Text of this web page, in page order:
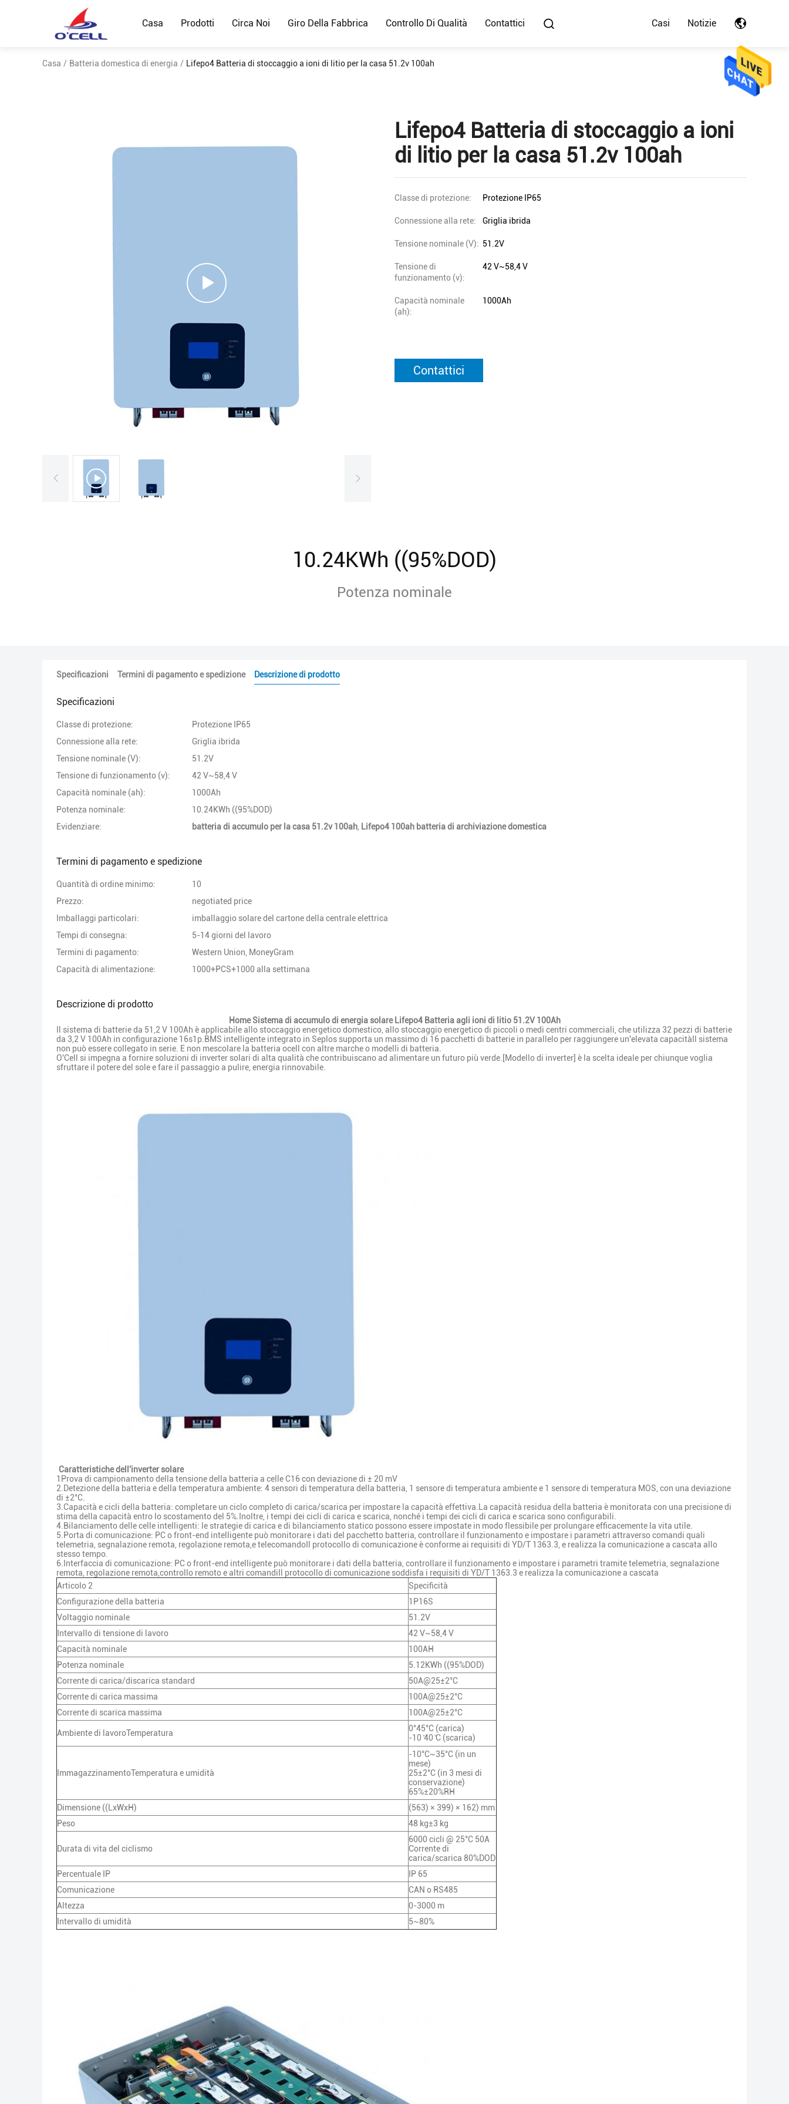
Casa Prodotti Circa Noi Giro Della Fabbrica Controllo Di Qualità Contattici Casi Notizie
Casa / Batteria domestica di energia / Lifepo4 Batteria di stoccaggio a ioni di litio per la casa 51.2v 100ah
Lifepo4 Batteria di stoccaggio a ioni
di litio per la casa 51.2v 100ah
Classe di protezione: Protezione IP65
Connessione alla rete: Griglia ibrida
Tensione nominale (V): 51.2V
Tensione di
funzionamento (v):
42 V~58,4 V
Capacità nominale
(ah):
1000Ah
Contattici
10.24KWh ((95%DOD)
Potenza nominale
Specificazioni Termini di pagamento e spedizione Descrizione di prodotto
Specificazioni
Classe di protezione:
Protezione IP65
Connessione alla rete:
Griglia ibrida
Tensione nominale (V):
51.2V
Tensione di funzionamento (v):
42 V~58,4 V
Capacità nominale (ah):
1000Ah
Potenza nominale:
10.24KWh ((95%DOD)
Evidenziare:
batteria di accumulo per la casa 51.2v 100ah Lifepo4 100ah batteria di archiviazione domestica
Termini di pagamento e spedizione
Quantità di ordine minimo:
10
Prezzo:
negotiated price
Imballaggi particolari:
imballaggio solare del cartone della centrale elettrica
Tempi di consegna:
5-14 giorni del lavoro
Termini di pagamento:
Western Union, MoneyGram
Capacità di alimentazione:
1000+PCS+1000 alla settimana
Descrizione di prodotto
Home Sistema di accumulo di energia solare Lifepo4 Batteria agli ioni di litio 51.2V 100Ah
Il sistema di batterie da 51,2 V 100Ah è applicabile allo stoccaggio energetico domestico, allo stoccaggio energetico di piccoli o medi centri commerciali, che utilizza 32 pezzi di batterie
da 3,2 V 100Ah in configurazione 16s1p.BMS intelligente integrato in Seplos supporta un massimo di 16 pacchetti di batterie in parallelo per raggiungere un'elevata capacitàIl sistema
non può essere collegato in serie. E non mescolare la batteria ocell con altre marche o modelli di batteria.
O'Cell si impegna a fornire soluzioni di inverter solari di alta qualità che contribuiscano ad alimentare un futuro più verde.[Modello di inverter] è la scelta ideale per chiunque voglia
sfruttare il potere del sole e fare il passaggio a pulire, energia rinnovabile.
Caratteristiche dell'inverter solare
1Prova di campionamento della tensione della batteria a celle C16 con deviazione di ± 20 mV
2.Detezione della batteria e della temperatura ambiente: 4 sensori di temperatura della batteria, 1 sensore di temperatura ambiente e 1 sensore di temperatura MOS, con una deviazione
di ±2°C.
3.Capacità e cicli della batteria: completare un ciclo completo di carica/scarica per impostare la capacità effettiva.La capacità residua della batteria è monitorata con una precisione di
stima della capacità entro lo scostamento del 5%.Inoltre, i tempi dei cicli di carica e scarica, nonché i tempi dei cicli di carica e scarica sono configurabili.
4.Bilanciamento delle celle intelligenti: le strategie di carica e di bilanciamento statico possono essere impostate in modo flessibile per prolungare efficacemente la vita utile.
5.Porta di comunicazione: PC o front-end intelligente può monitorare i dati del pacchetto batteria, controllare il funzionamento e impostare i parametri attraverso comandi quali
telemetria, segnalazione remota, regolazione remota,e telecomandoIl protocollo di comunicazione è conforme ai requisiti di YD/T 1363.3, e realizza la comunicazione a cascata allo
stesso tempo.
6.Interfaccia di comunicazione: PC o front-end intelligente può monitorare i dati della batteria, controllare il funzionamento e impostare i parametri tramite telemetria, segnalazione
remota, regolazione remota,controllo remoto e altri comandiIl protocollo di comunicazione soddisfa i requisiti di YD/T 1363.3 e realizza la comunicazione a cascata
Articolo 2
Specificità
Configurazione della batteria
1P16S
Voltaggio nominale
51.2V
Intervallo di tensione di lavoro
42 V~58,4 V
Capacità nominale
100AH
Potenza nominale
5.12KWh ((95%DOD)
Corrente di carica/discarica standard
50A@25±2°C
Corrente di carica massima
100A@25±2°C
Corrente di scarica massima
100A@25±2°C
Ambiente di lavoroTemperatura
0°45°C (carica)
-10 ̊40 ̊C (scarica)
ImmagazzinamentoTemperatura e umidità
-10°C~35°C (in un
mese)
25±2°C (in 3 mesi di
conservazione)
65%±20%RH
Dimensione ((LxWxH)
(563) × 399) × 162) mm
Peso
48 kg±3 kg
Durata di vita del ciclismo
6000 cicli @ 25°C 50A
Corrente di
carica/scarica 80%DOD
Percentuale IP
IP 65
Comunicazione
CAN o RS485
Altezza
0-3000 m
Intervallo di umidità
5~80%